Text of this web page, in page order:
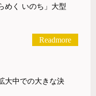
めく いのち」大型
Readmore
大中での大きな決